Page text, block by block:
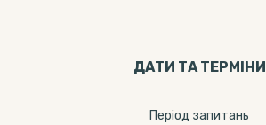
ДАТИ ТА ТЕРМIНИ
Період запитань